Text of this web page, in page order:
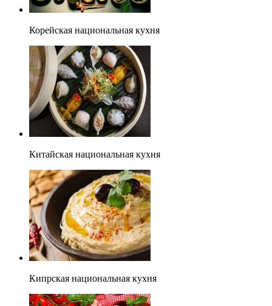
Корейская национальная кухня
Китайская национальная кухня
Кипрская национальная кухня